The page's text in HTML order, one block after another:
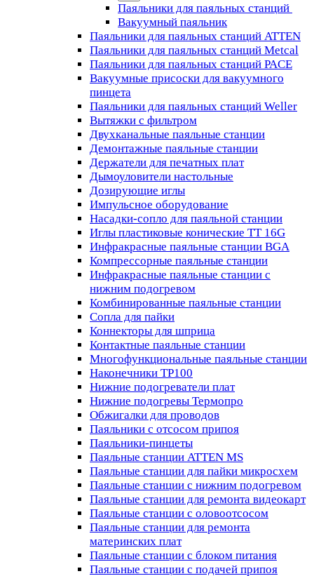
Паяльники для паяльных станций
Вакуумный паяльник
Паяльники для паяльных станций ATTEN
Паяльники для паяльных станций Metcal
Паяльники для паяльных станций PACE
Вакуумные присоски для вакуумного
пинцета
Паяльники для паяльных станций Weller
Вытяжки с фильтром
Двухканальные паяльные станции
Демонтажные паяльные станции
Держатели для печатных плат
Дымоуловители настольные
Дозирующие иглы
Импульсное оборудование
Насадки-сопло для паяльной станции
Иглы пластиковые конические TT 16G
Инфракрасные паяльные станции BGA
Компрессорные паяльные станции
Инфракрасные паяльные станции с
нижним подогревом
Комбинированные паяльные станции
Сопла для пайки
Коннекторы для шприца
Контактные паяльные станции
Многофункциональные паяльные станции
Наконечники TP100
Нижние подогреватели плат
Нижние подогревы Термопро
Обжигалки для проводов
Паяльники с отсосом припоя
Паяльники-пинцеты
Паяльные станции ATTEN MS
Паяльные станции для пайки микросхем
Паяльные станции с нижним подогревом
Паяльные станции для ремонта видеокарт
Паяльные станции с оловоотсосом
Паяльные станции для ремонта
материнских плат
Паяльные станции с блоком питания
Паяльные станции с подачей припоя